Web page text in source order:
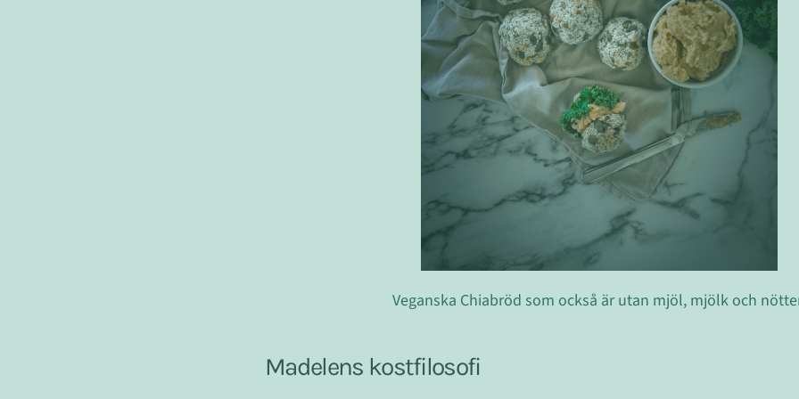
Veganska Chiabröd som också är utan mjöl, mjölk och
Madelens kostfilosofi